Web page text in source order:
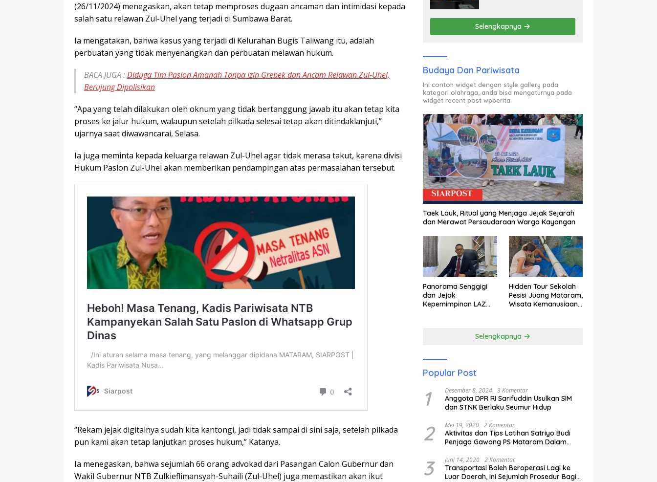
(26/11/2024) menegaskan, akan tetap memproses dugaan ancaman dan intimidasi kepada
salah satu relawan Zul-Uhel yang terjadi di Sumbawa Barat.
Ia mengatakan, bahwa kasus yang terjadi di Kelurahan Bugis Taliwang itu, adalah
perbuatan yang tidak menyenangkan dan perbuatan melawan hukum.
BACA JUGA :Diduga Tim Paslon Amanah Tanpa Izin Grebek dan Ancam Relawan Zul-Uhel,
Berujung Dipolisikan
“Apa yang telah dilakukan oleh oknum yang tidak bertanggung jawab itu akan tetap kita
proses ke jalur hukum, walaupun setelah pilkada selesai tetap akan ditindaklanjuti,”
ujarnya saat diwawancarai, Selasa.
Ia juga meminta kepada keluarga relawan Zul-Uhel agar tidak merasa takut, karena divisi
Hukum Paslon Zul-Uhel akan memberikan pendampingan atas permasalahan tersebut.
“Rekam jejak digitalnya sudah kita kantongi, jadi tidak sampai di sini saja, setelah pilkada
pun kami akan tetap lanjutkan proses hukum,” Katanya.
Ia menegaskan, bahwa sejumlah 66 orang advokad dari Pasangan Calon Gubernur dan
Wakil Gubernur NTB Zulkieflimansyah-Suhaili (Zul-Uhel) juga memastikan akan ikut
Muda
Selengkapnya
Budaya Dan Pariwisata
Ini contoh widget dengan style gallery pada
kategori olahraga, anda bisa mengaturnya pada
widget recent post wpberita.
Taek Lauk, Ritual yang Menjaga Jejak Sejarah
dan Merawat Persaudaraan Warga Kayangan
Panorama Senggigi
dan Jejak
Kepemimpinan LAZ
Hidden Tour Sekolah
Pesisi Juang Mataram,
Wisata Kemanusiaan
Selengkapnya
Popular Post
1 Desember 8, 2024 3 Komentar
Anggota DPR RI Sarifuddin Usulkan SIM
dan STNK Berlaku Seumur Hidup
2 Mei 19, 2020 2 Komentar
Aktivitas dan Tips Latihan Satriyo Budi
Penjaga Gawang PS Mataram Dalam
3 Juni 14, 2020 2 Komentar
Transportasi Boleh Beroperasi Lagi ke
Luar Daerah, Ini Sejumlah Prosedur Bagi